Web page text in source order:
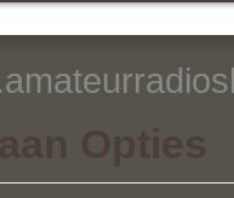
Opties